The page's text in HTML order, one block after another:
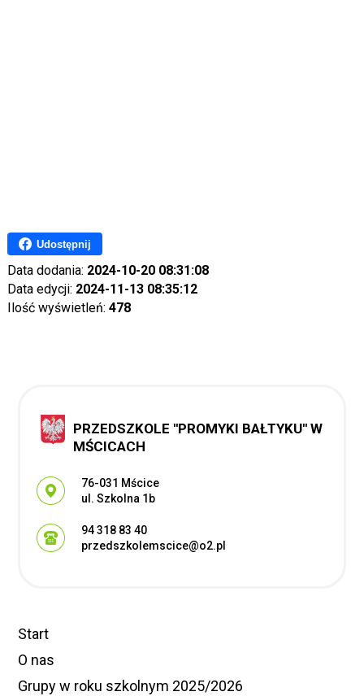
Udostępnij
Data dodania: 2024-10-20 08:31:08
Data edycji: 2024-11-13 08:35:12
Ilość wyświetleń: 478
PRZEDSZKOLE ''PROMYKI BAŁTYKU'' W
MŚCICACH
Adres pocztowy:
76-031 Mścice
ul. Szkolna 1b
94 318 83 40
przedszkolemscice@o2.pl
Start
O nas
Grupy w roku szkolnym 2025/2026